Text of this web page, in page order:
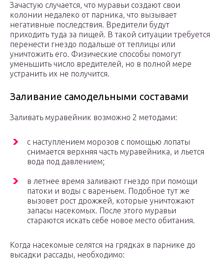
Зачастую случается, что муравьи создают свои
колонии недалеко от парника, что вызывает
негативные последствия. Вредители будут
приходить туда за пищей. В такой ситуации требуется
перенести гнездо подальше от теплицы или
уничтожить его. Физические способы помогут
уменьшить число вредителей, но в полной мере
устранить их не получится.
Заливание самодельными составами
Заливать муравейник возможно 2 методами:
с наступлением морозов с помощью лопаты
снимается верхняя часть муравейника, и льется
вода под давлением;
в летнее время заливают гнездо при помощи
патоки и воды с вареньем. Подобное тут же
вызовет рост дрожжей, которые уничтожают
запасы насекомых. После этого муравьи
стараются искать себе новое место обитания.
Когда насекомые селятся на грядках в парнике до
высадки рассады, необходимо: